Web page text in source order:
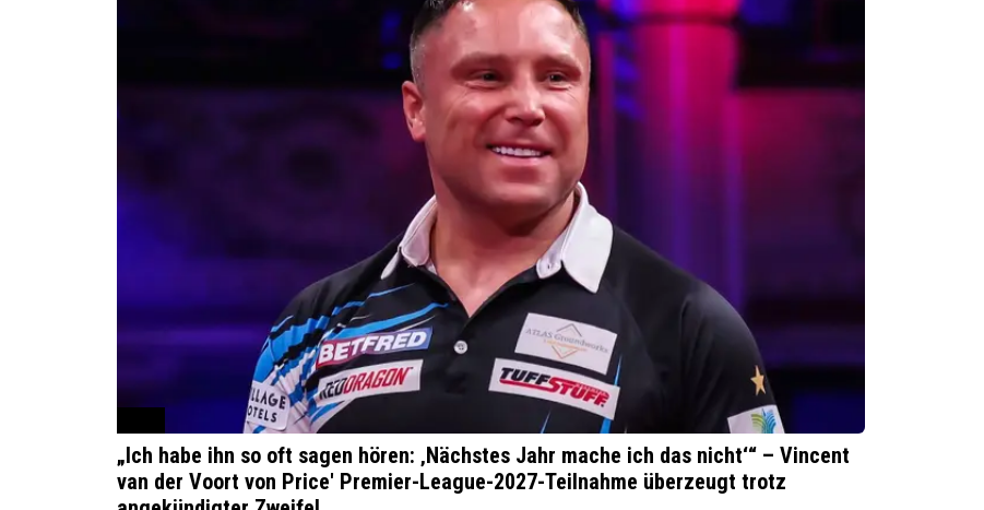
„Ich habe ihn so oft sagen hören: ‚Nächstes Jahr mache ich das nicht‘“ – Vincent
van der Voort von Price' Premier-League-2027-Teilnahme überzeugt trotz